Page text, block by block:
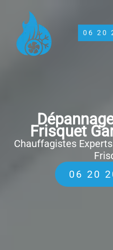
contenu
06 20
Frisquet
Chauffagistes
06 20